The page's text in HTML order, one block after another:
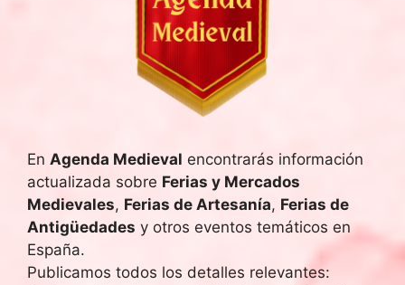
En Agenda Medieval encontrarás información
actualizada sobre Ferias y Mercados
Medievales, Ferias de Artesanía, Ferias de
Antigüedades y otros eventos temáticos en
España.
Publicamos todos los detalles relevantes: